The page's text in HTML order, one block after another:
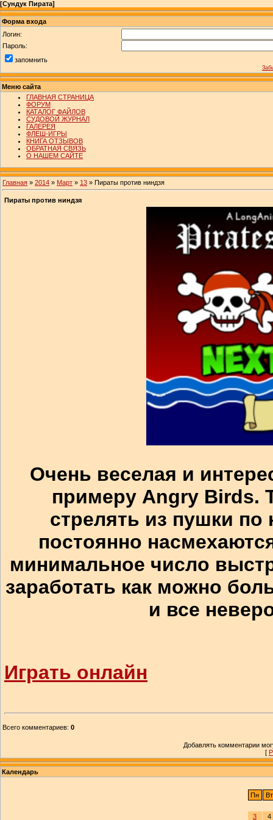
[Сундук Пирата]
Форма входа
Логин:
Пароль:
запомнить
Меню сайта
ГЛАВНАЯ СТРАНИЦА
ФОРУМ
КАТАЛОГ ФАЙЛОВ
СУДОВОЙ ЖУРНАЛ
ГАЛЕРЕЯ
ФЛЕШ-ИГРЫ
КНИГА ОТЗЫВОВ
ОБРАТНАЯ СВЯЗЬ
О НАШЕМ САЙТЕ
Главная » 2014 » Март » 13 » Пираты против ниндзя
Пираты против ниндзя
Очень веселая и
примеру Angry Birds.
стрелять из пушки
постоянно
минимальное число
заработать как можно
и все
Играть онлайн
Всего комментариев: 0
Добавлять комментарии
[
Календарь
Пн Вт
3
4